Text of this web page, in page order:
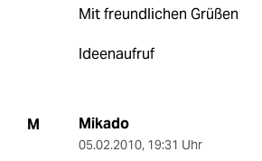
Mit freundlichen Grüßen
Ideenaufruf
M Mikado
05.02.2010, 19:31 Uhr